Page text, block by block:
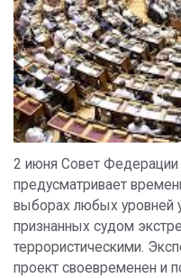
2 июня Совет Федерации
предусматривает
выборах любых уровней
признанных судом
террористическими.
проект своевременен и